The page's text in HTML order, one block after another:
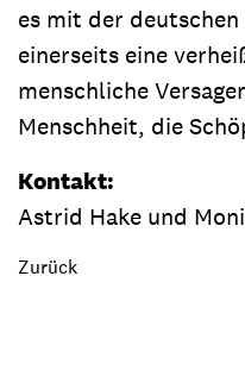
es mit der
einerseits eine
menschliche
Menschheit, die
Kontakt:
Astrid Hake und
Zurück